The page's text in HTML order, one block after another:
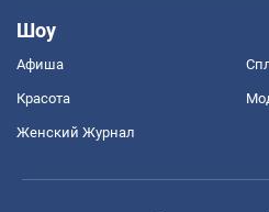
Шоу
Афиша
Красота
Женский Журнал